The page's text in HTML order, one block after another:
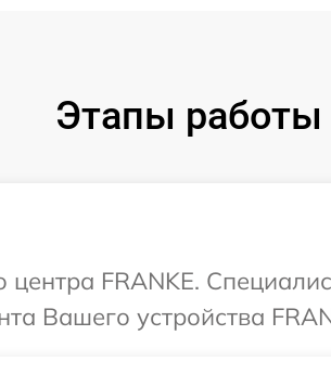
Этапы работы
центра FRANKE.
Вашего устройства